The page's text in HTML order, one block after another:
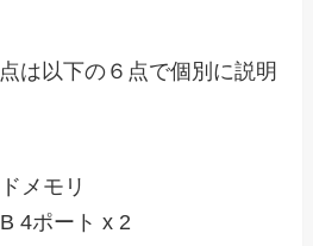
は以下の６点で個別に説明
メモリ
4ポート x 2